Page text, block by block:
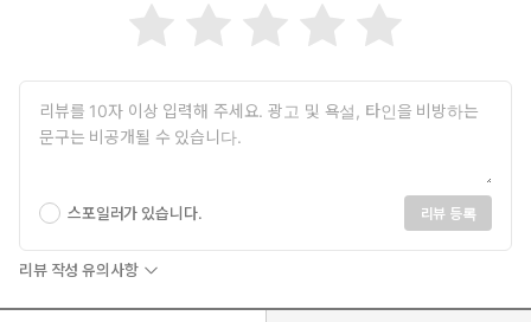
스포일러가 있습니다. 리뷰 등록
리뷰 작성 유의사항